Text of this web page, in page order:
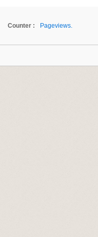
Counter :
Pageviews.